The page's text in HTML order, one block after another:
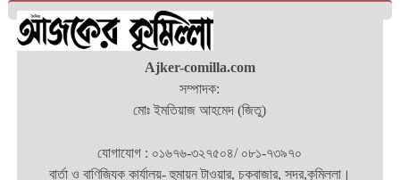
লাকসামে প্রেমের বিয়ের পর পারিবারিক বিরোধ,
যুবকের ঝুলন্ত মরদেহ উদ্ধার
ঢাকা-চট্টগ্রাম মহাসড়কের কুমিল্লা অংশজুড়ে
ধীরগতিতে চলছে যানবাহন : চরম ভোগান্তিতে
কুমিল্লায় নানার বাড়িতে যাওয়ার পথে প্রাণ গেল নারীর
চাঁদপুরে একযোগে ৩১ ইউপি প্রশাসনিক কর্মকর্তার
Ajker-comilla.com
সম্পাদক:
মোঃ ইমতিয়াজ আহমেদ (জিতু)
যোগাযোগ : ০১৬৭৬-৩২৭৫০৪/ ০৮১-৭৩৯৭০
বার্তা ও বাণিজ্যিক কার্যালয়- হুমায়ন টাওয়ার, চকবাজার, সদর,কুমিল্লা।